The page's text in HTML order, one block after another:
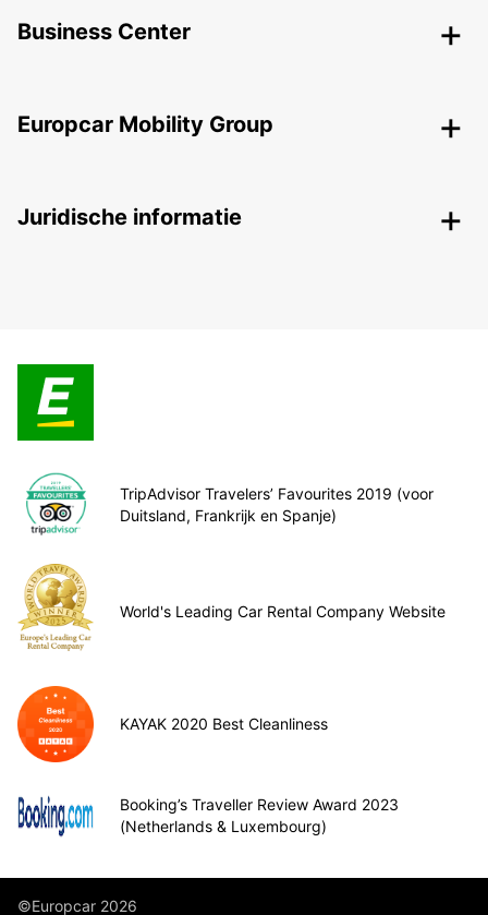
Business Center
Europcar Mobility Group
Juridische informatie
TripAdvisor Travelers’ Favourites 2019 (voor
Duitsland, Frankrijk en Spanje)
World's Leading Car Rental Company Website
KAYAK 2020 Best Cleanliness
Booking’s Traveller Review Award 2023
(Netherlands & Luxembourg)
©Europcar 2026